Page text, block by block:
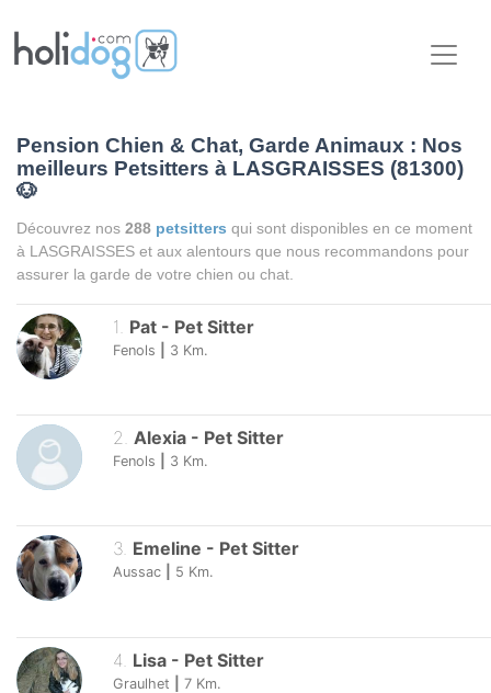
Pension Chien & Chat, Garde Animaux : Nos
meilleurs Petsitters à LASGRAISSES (81300)
🐶
Découvrez nos 288 petsitters qui sont disponibles en ce moment
à LASGRAISSES et aux alentours que nous recommandons pour
assurer la garde de votre chien ou chat.
1. Pat - Pet Sitter
Fenols 3 Km.
2. Alexia - Pet Sitter
Fenols 3 Km.
3. Emeline - Pet Sitter
Aussac 5 Km.
4 Lisa - Pet Sitter
Graulhet 7 Km.